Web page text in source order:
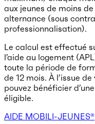
aux jeunes de moins
alternance (sous
professionnalisation).
Le calcul est effectué
l’aide au logement
toute la période de
de 12 mois. À l’issue
pouvez bénéficier
éligible.
AIDE MOBILI-JEUNES®